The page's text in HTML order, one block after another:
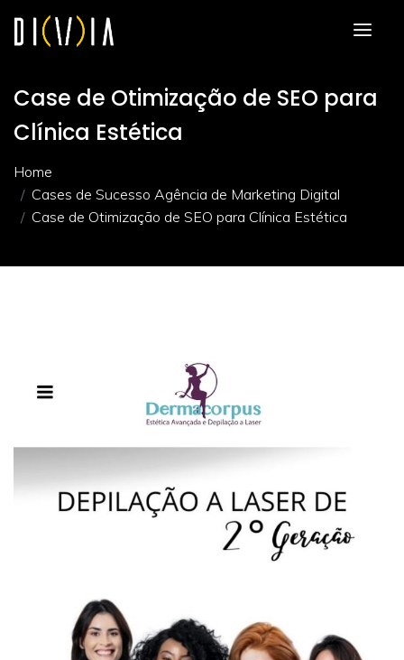
Case de Otimização de SEO para
Clínica Estética
Home
Cases de Sucesso Agência de Marketing Digital
Case de Otimização de SEO para Clínica Estética